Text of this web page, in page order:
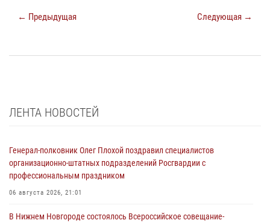
← Предыдущая Следующая →
ЛЕНТА НОВОСТЕЙ
Генерал-полковник Олег Плохой поздравил специалистов
организационно-штатных подразделений Росгвардии с
профессиональным праздником
06 августа 2026, 21:01
В Нижнем Новгороде состоялось Всероссийское совещание-